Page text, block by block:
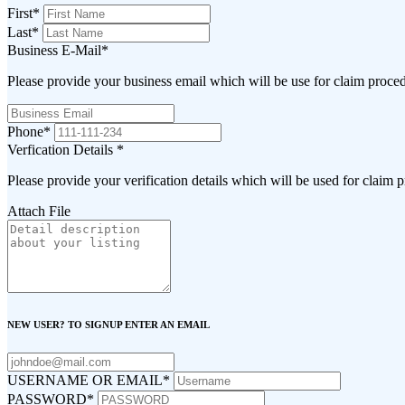
First*
Last*
Business E-Mail*
Please provide your business email which will be use for claim
Phone*
Verfication Details *
Please provide your verification details which will be used for claim
Attach File
NEW USER? TO SIGNUP ENTER AN EMAIL
USERNAME OR EMAIL*
PASSWORD*